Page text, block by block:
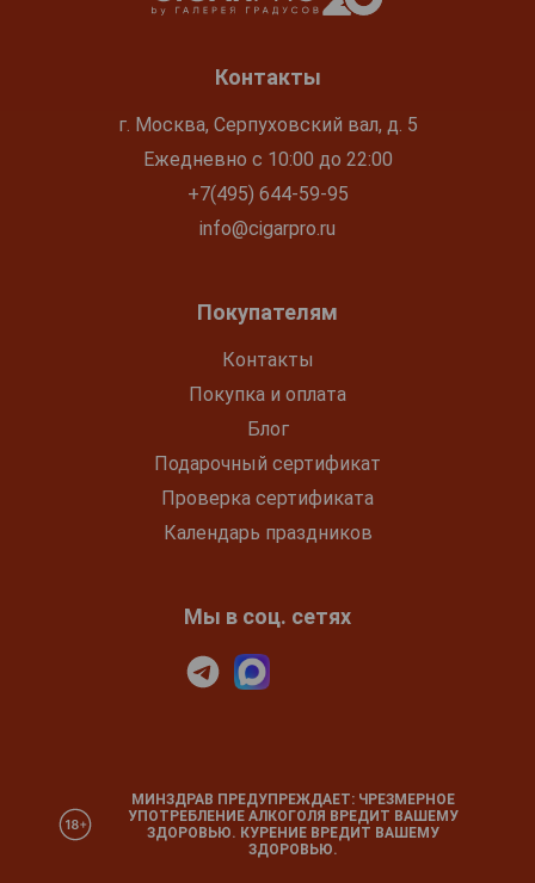
Контакты
г. Москва, Серпуховский вал, д. 5
Ежедневно с 10:00 до 22:00
+7(495) 644-59-95
info@cigarpro.ru
Покупателям
Контакты
Покупка и оплата
Блог
Подарочный сертификат
Проверка сертификата
Календарь праздников
Мы в соц. сетях
МИНЗДРАВ ПРЕДУПРЕЖДАЕТ: ЧРЕЗМЕРНОЕ
УПОТРЕБЛЕНИЕ АЛКОГОЛЯ ВРЕДИТ ВАШЕМУ
ЗДОРОВЬЮ. КУРЕНИЕ ВРЕДИТ ВАШЕМУ
ЗДОРОВЬЮ.